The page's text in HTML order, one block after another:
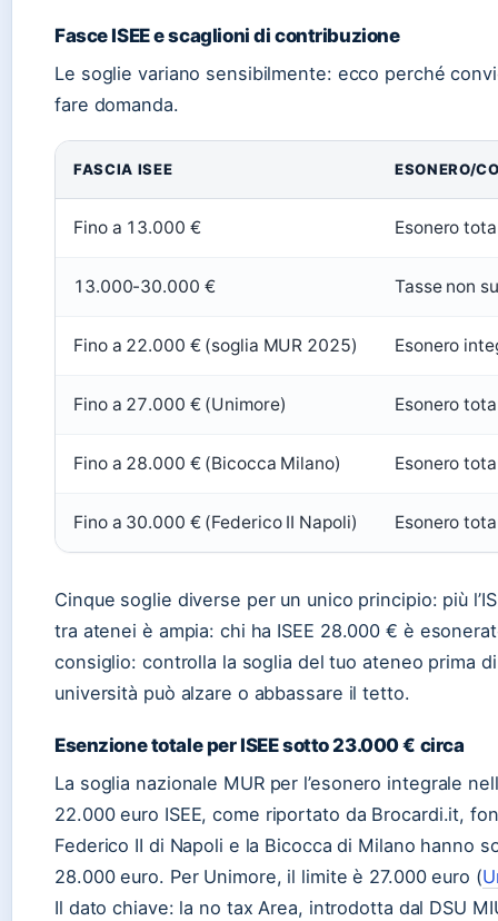
Fasce ISEE e scaglioni di contribuzione
Le soglie variano sensibilmente: ecco perché
fare domanda.
FASCIA ISEE ESONERO/
Fino a 13.000 € Esonero
13.000-30.000 € Tasse non
Fino a 22.000 € (soglia MUR 2025) Esonero
Fino a 27.000 € (Unimore) Esonero
Fino a 28.000 € (Bicocca Milano) Esonero
Fino a 30.000 € (Federico II Napoli) Esonero
Cinque soglie diverse per un unico principio: più
tra atenei è ampia: chi ha ISEE 28.000 € è
consiglio: controlla la soglia del tuo ateneo prima
università può alzare o abbassare il tetto.
Esenzione totale per ISEE sotto 23.000 € circa
La soglia nazionale MUR per l’esonero integrale
22.000 euro ISEE, come riportato da Brocardi.it,
Federico II di Napoli e la Bicocca di Milano hanno
28.000 euro. Per Unimore, il limite è 27.000 euro (
Il dato chiave: la no tax Area, introdotta dal DSU